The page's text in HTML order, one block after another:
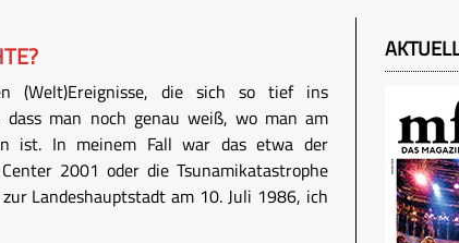
(Welt)Ereignisse, die sich so tief ins
dass man noch genau weiß, wo man am
ist. In meinem Fall war das etwa der
2001 oder die Tsunamikatastrophe
Landeshauptstadt am 10. Juli 1986, ich